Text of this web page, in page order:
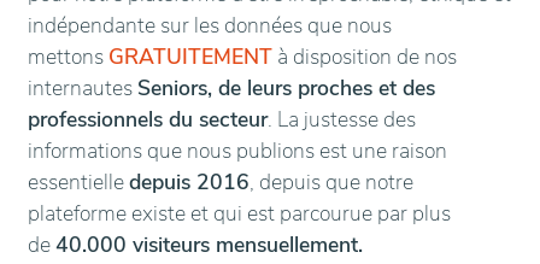
indépendante sur les données que nous
mettons GRATUITEMENT à disposition de nos
internautes Seniors, de leurs proches et des
professionnels du secteur. La justesse des
informations que nous publions est une raison
essentielledepuis 2016, depuis que notre
plateforme existe et qui est parcourue par plus
de40.000 visiteurs mensuellement.